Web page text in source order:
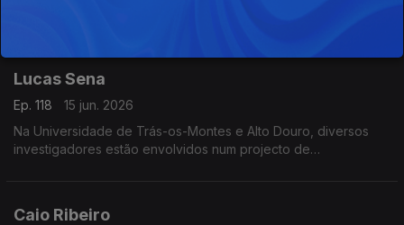
Lucas Sena
Ep. 118
15 jun. 2026
Na Universidade de Trás-os-Montes e Alto Douro, diversos
investigadores estão envolvidos num projecto de
Caio Ribeiro